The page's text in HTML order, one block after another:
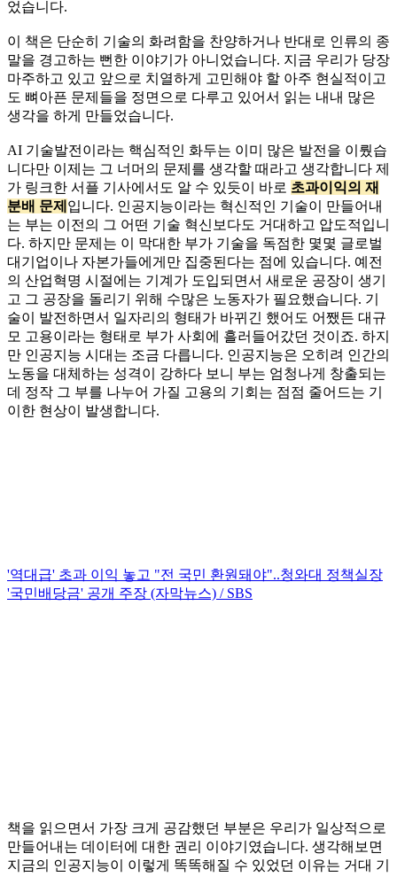
었습니다.
이 책은 단순히 기술의 화려함을 찬양하거나 반대로 인류의 종
말을 경고하는 뻔한 이야기가 아니었습니다. 지금 우리가 당장
마주하고 있고 앞으로 치열하게 고민해야 할 아주 현실적이고
도 뼈아픈 문제들을 정면으로 다루고 있어서 읽는 내내 많은
생각을 하게 만들었습니다.
AI 기술발전이라는 핵심적인 화두는 이미 많은 발전을 이뤘습
니다만 이제는 그 너머의 문제를 생각할 때라고 생각합니다 제
가 링크한 서플 기사에서도 알 수 있듯이 바로 초과이익의 재
분배 문제 입니다. 인공지능이라는 혁신적인 기술이 만들어내
는 부는 이전의 그 어떤 기술 혁신보다도 거대하고 압도적입니
다. 하지만 문제는 이 막대한 부가 기술을 독점한 몇몇 글로벌
대기업이나 자본가들에게만 집중된다는 점에 있습니다. 예전
의 산업혁명 시절에는 기계가 도입되면서 새로운 공장이 생기
고 그 공장을 돌리기 위해 수많은 노동자가 필요했습니다. 기
술이 발전하면서 일자리의 형태가 바뀌긴 했어도 어쨌든 대규
모 고용이라는 형태로 부가 사회에 흘러들어갔던 것이죠. 하지
만 인공지능 시대는 조금 다릅니다. 인공지능은 오히려 인간의
노동을 대체하는 성격이 강하다 보니 부는 엄청나게 창출되는
데 정작 그 부를 나누어 가질 고용의 기회는 점점 줄어드는 기
이한 현상이 발생합니다.
'역대급' 초과 이익 놓고 "전 국민 환원돼야"..청와대 정책실장
'국민배당금' 공개 주장 (자막뉴스) / SBS
책을 읽으면서 가장 크게 공감했던 부분은 우리가 일상적으로
만들어내는 데이터에 대한 권리 이야기였습니다. 생각해보면
지금의 인공지능이 이렇게 똑똑해질 수 있었던 이유는 거대 기